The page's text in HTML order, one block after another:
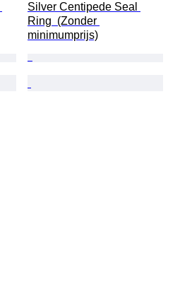
Silver Centipede Seal
Ring  (Zonder
minimumprijs)